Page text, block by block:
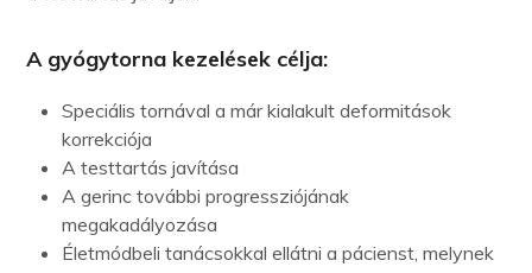
A gyógytorna kezelések célja:
Speciális tornával a már kialakult deformitások
korrekciója
A testtartás javítása
A gerinc további progressziójának
megakadályozása
Életmódbeli tanácsokkal ellátni a pácienst, melynek